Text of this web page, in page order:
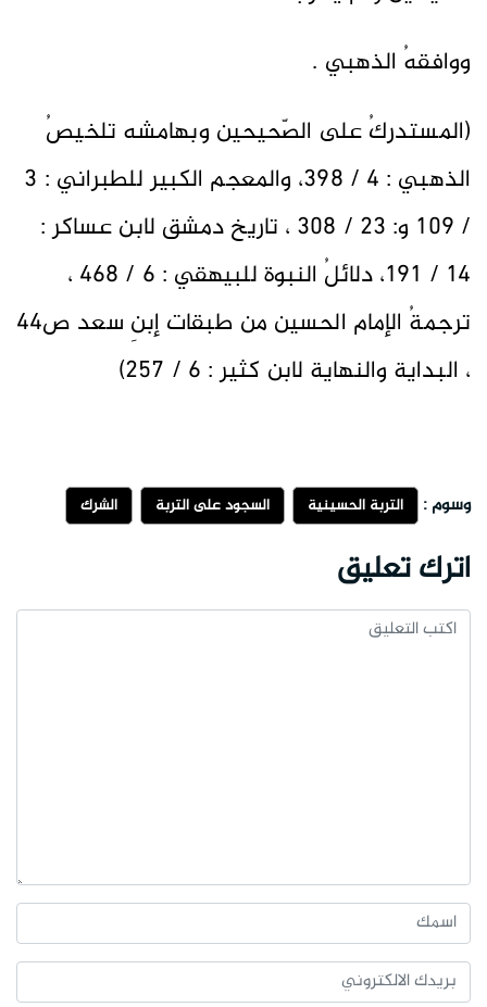
ووافقهُ الذهبي .
(المستدركُ على الصّحيحين وبهامشه تلخيصُ
الذهبي : 4 / 398، والمعجم الكبير للطبراني : 3
/ 109 و: 23 / 308 ، تاريخ دمشق لابن عساكر :
14 / 191، دلائلُ النبوة للبيهقي : 6 / 468 ،
ترجمةُ الإمام الحسين من طبقات إبنِ سعد ص44
، البداية والنهاية لابن كثير : 6 / 257)
وسوم : التربة الحسينية السجود على التربة الشرك
اترك تعليق